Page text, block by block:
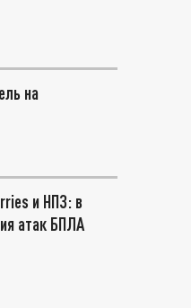
на
и НПЗ: в
атак БПЛА